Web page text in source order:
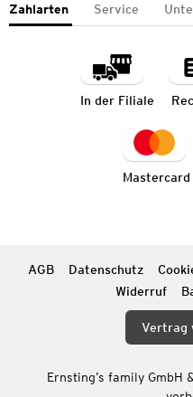
Zahlarten Service
In der Filiale
Mastercard
AGB Datenschutz
Widerruf
Vertrag
Ernsting’s family GmbH